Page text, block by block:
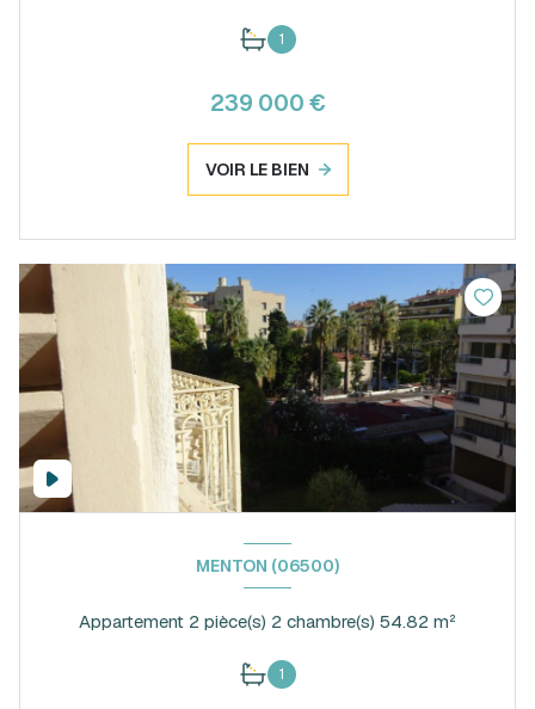
1
239 000 €
VOIR LE BIEN
MENTON (06500)
Appartement 2 pièce(s) 2 chambre(s) 54.82 m²
1